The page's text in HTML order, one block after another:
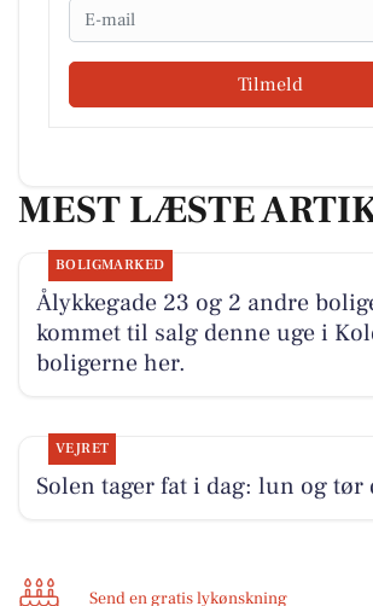
Email
Tilmeld
MEST LÆSTE
BOLIGMARKED
Ålykkegade 23 og 2 andre
kommet til salg denne uge i
boligerne her.
VEJRET
Solen tager fat i dag: lun og tør
Send en gratis lykønskning